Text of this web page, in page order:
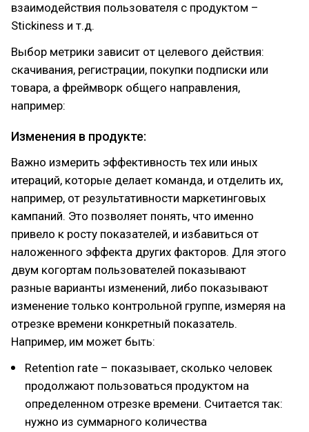
взаимодействия пользователя с продуктом –
Stickiness и т.д.
Выбор метрики зависит от целевого действия:
скачивания, регистрации, покупки подписки или
товара, а фреймворк общего направления,
например:
Изменения в продукте:
Важно измерить эффективность тех или иных
итераций, которые делает команда, и отделить их,
например, от результативности маркетинговых
кампаний. Это позволяет понять, что именно
привело к росту показателей, и избавиться от
наложенного эффекта других факторов. Для этого
двум когортам пользователей показывают
разные варианты изменений, либо показывают
изменение только контрольной группе, измеряя на
отрезке времени конкретный показатель.
Например, им может быть:
Retention rate – показывает, сколько человек
продолжают пользоваться продуктом на
определенном отрезке времени. Считается так:
нужно из суммарного количества